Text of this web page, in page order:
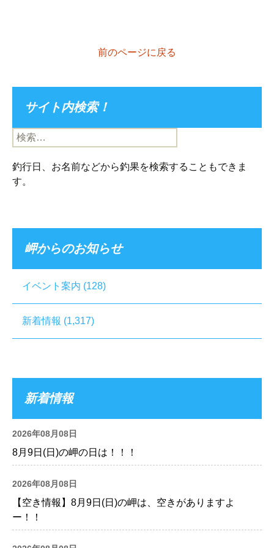
前のページに戻る
サイト内検索！
検
索:
釣行日、お名前などから釣果を検索することもできま
す。
岬からのお知らせ
イベント案内 (128)
新着情報 (1,317)
新着情報
2026年08月08日
8月9日(日)の岬の日は！！！
2026年08月08日
【空き情報】8月9日(日)の岬は、空きがありますよ
ー！！